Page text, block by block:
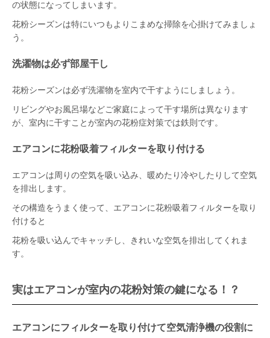
の状態になってしまいます。
花粉シーズンは特にいつもよりこまめな掃除を心掛けてみましょ
う。
洗濯物は必ず部屋干し
花粉シーズンは必ず洗濯物を室内で干すようにしましょう。
リビングやお風呂場などご家庭によって干す場所は異なります
が、室内に干すことが室内の花粉症対策では鉄則です。
エアコンに花粉吸着フィルターを取り付ける
エアコンは周りの空気を吸い込み、暖めたり冷やしたりして空気
を排出します。
その構造をうまく使って、エアコンに花粉吸着フィルターを取り
付けると
花粉を吸い込んでキャッチし、きれいな空気を排出してくれま
す。
実はエアコンが室内の花粉対策の鍵になる！？
エアコンにフィルターを取り付けて空気清浄機の役割に